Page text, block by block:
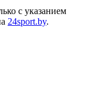
с указанием
24sport.by.